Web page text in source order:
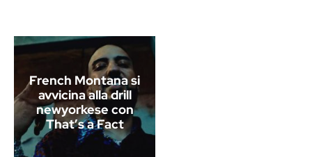
French Montana si
avvicina alla drill
newyorkese con
That’s a Fact